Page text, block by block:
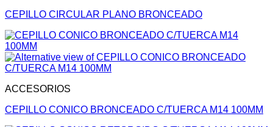
CEPILLO CIRCULAR PLANO BRONCEADO
ACCESORIOS
CEPILLO CONICO BRONCEADO C/TUERCA M14 100MM